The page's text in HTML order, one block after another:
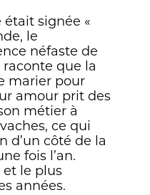
était signée «
le
néfaste de
que la
marier pour
amour prit des
métier à
ce qui
d’un côté de la
fois l’an.
et le plus
années.